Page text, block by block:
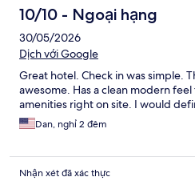
10/10 - Ngoại hạng
30/05/2026
Dịch với Google
Great hotel. Check in was simple.
awesome. Has a clean modern
amenities right on site. I would
Dan, nghỉ 2 đêm
Nhận xét đã xác thực